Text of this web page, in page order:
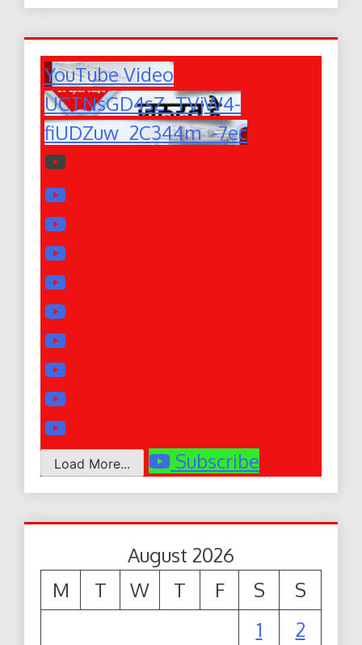
YouTube Video
UCTNsGD4sZ_TVjW4-
fiUDZuw_2C344m_-7ec
Load More... Subscribe
August 2026
M
T W T F S
S
1
2